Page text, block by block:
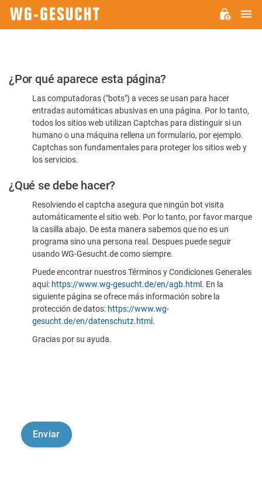
Por
favor,
confirme
humano
¿Por qué aparece esta página?
Las computadoras ("bots") a veces se usan para hacer
entradas automáticas abusivas en una página. Por lo tanto,
todos los sitios web utilizan Captchas para distinguir si un
humano o una máquina rellena un formulario, por ejemplo.
Captchas son fundamentales para proteger los sitios web y
los servicios.
¿Qué se debe hacer?
Resolviendo el captcha asegura que ningún bot visita
automáticamente el sitio web. Por lo tanto, por favor marque
la casilla abajo. De esta manera sabemos que no es un
programa sino una persona real. Despues puede seguir
usando WG-Gesucht.de como siempre.
Puede encontrar nuestros Términos y Condiciones Generales
aquí: https://www.wg-gesucht.de/en/agb.html . En la
siguiente página se ofrece más información sobre la
protección de datos: https://www.wg-
gesucht.de/en/datenschutz.html .
Gracias por su ayuda.